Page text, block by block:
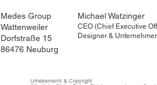
Medes Group
Wattenweiler
Dorfstraße 15
86476 Neuburg
Michael Watzinger
CEO (Chief Executive
Designer & Unternehmer
Urheberrecht & Copyright